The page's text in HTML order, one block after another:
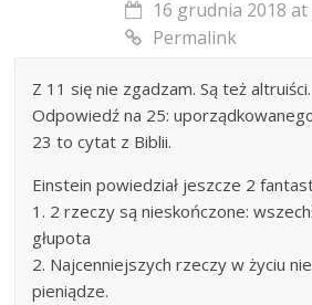
16 grudnia 2018 at
Permalink
Z 11 się nie zgadzam. Są też altruiści.
Odpowiedź na 25:
23 to cytat z Biblii.
Einstein powiedział jeszcze 2
1. 2 rzeczy są nieskończone:
głupota
2. Najcenniejszych rzeczy w życiu
pieniądze.